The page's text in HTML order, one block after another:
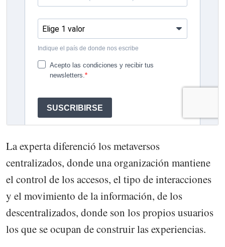
La experta diferenció los metaversos
centralizados, donde una organización mantiene
el control de los accesos, el tipo de interacciones
y el movimiento de la información, de los
descentralizados, donde son los propios usuarios
los que se ocupan de construir las experiencias.